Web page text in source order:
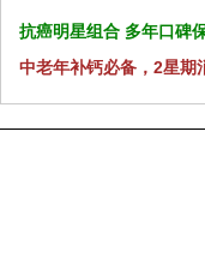
抗癌明星组合 多年口碑
中老年补钙必备，2星期